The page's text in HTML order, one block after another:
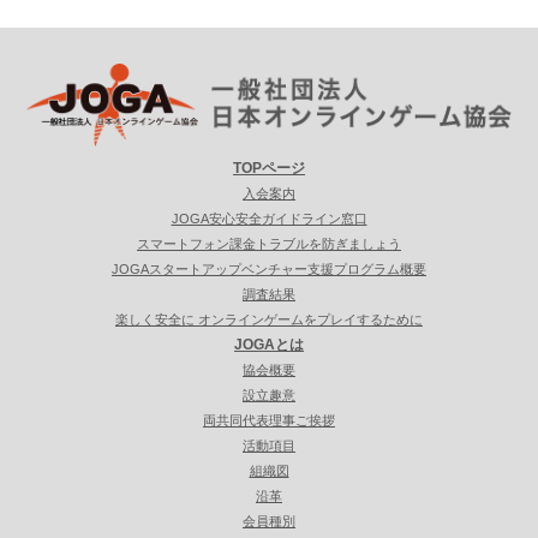
TOPページ
入会案内
JOGA安心安全ガイドライン窓口
スマートフォン課金トラブルを防ぎましょう
JOGAスタートアップベンチャー支援プログラム概要
調査結果
楽しく安全に オンラインゲームをプレイするために
JOGAとは
協会概要
設立趣意
両共同代表理事ご挨拶
活動項目
組織図
沿革
会員種別